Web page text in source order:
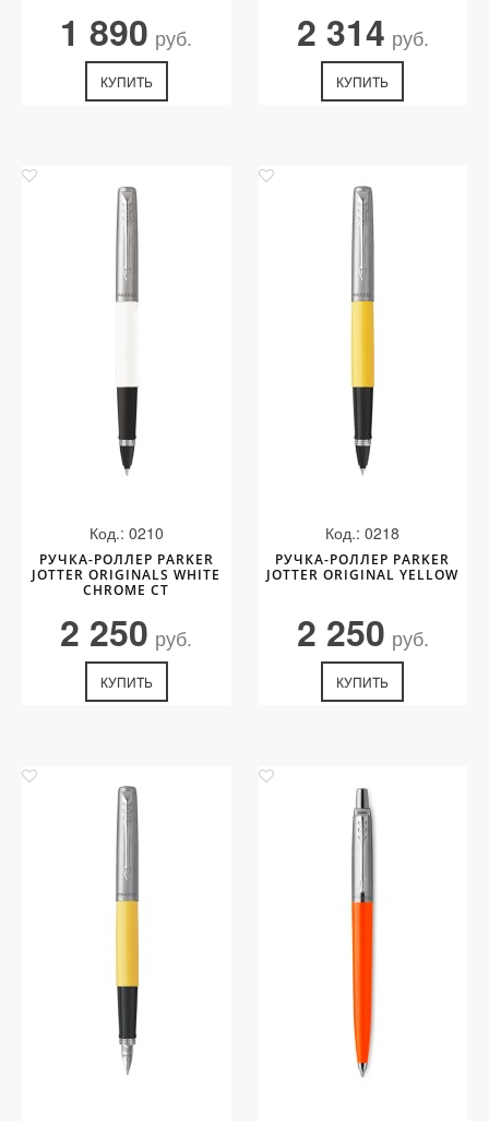
1 890 руб.
КУПИТЬ
2 314 руб.
КУПИТЬ
Код.: 0210
РУЧКА-РОЛЛЕР PARKER
JOTTER ORIGINALS WHITE
CHROME СT
2 250 руб.
КУПИТЬ
Код.: 0218
РУЧКА-РОЛЛЕР PARKER
JOTTER ORIGINAL YELLOW
2 250 руб.
КУПИТЬ